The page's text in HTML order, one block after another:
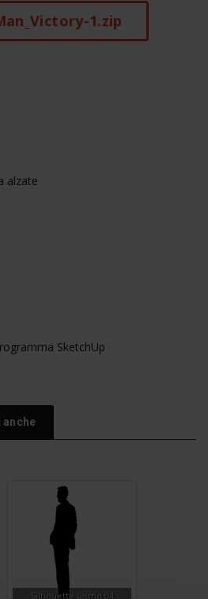
1.zip
alzate
SketchUp
Silhouette uomo 04